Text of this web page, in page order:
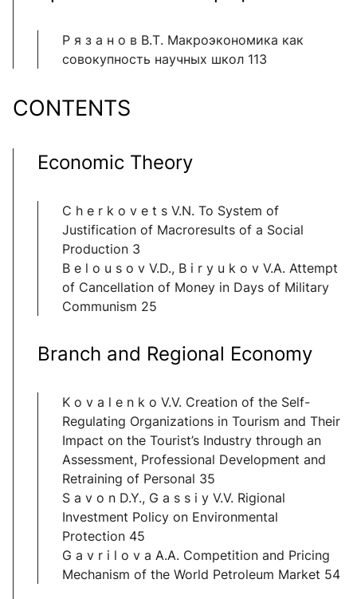
Р я з а н о в В.Т. Макроэкономика как
совокупность научных школ 113
CONTENTS
Economic Theory
C h e r k o v e t s V.N. To System of
Justification of Macroresults of a Social
Production 3
B e l o u s o v V.D., B i r y u k o v V.A. Attempt
of Cancellation of Money in Days of Military
Communism 25
Branch and Regional Economy
K o v a l e n k o V.V. Creation of the Self-
Regulating Organizations in Tourism and Their
Impact on the Tourist’s Industry through an
Assessment, Professional Development and
Retraining of Personal 35
S a v o n D.Y., G a s s i y V.V. Rigional
Investment Policy on Environmental
Protection 45
G a v r i l o v a A.A. Competition and Pricing
Mechanism of the World Petroleum Market 54